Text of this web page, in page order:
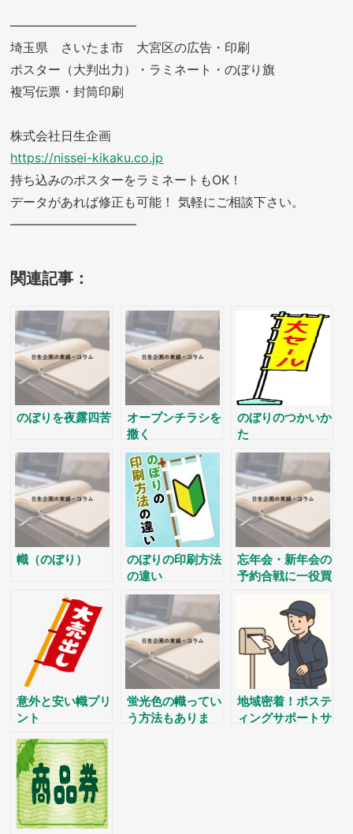
——————————
埼玉県 さいたま市 大宮区の広告・印刷
ポスター（大判出力）・ラミネート・のぼり旗
複写伝票・封筒印刷
株式会社日生企画
https://nissei-kikaku.co.jp
持ち込みのポスターをラミネートもOK！
データがあれば修正も可能！ 気軽にご相談下さい。
——————————
関連記事：
のぼりを夜露四苦
オープンチラシを
撒く
のぼりのつかいか
た
幟（のぼり）
のぼりの印刷方法
の違い
忘年会・新年会の
予約合戦に一役買
意外と安い幟プリ
ント
蛍光色の幟ってい
う方法もありま
地域密着！ポステ
ィングサポートサ